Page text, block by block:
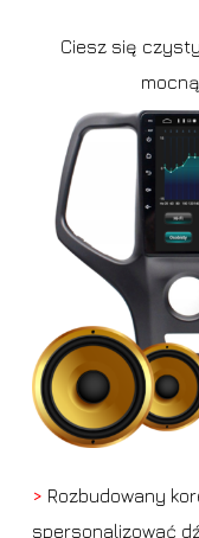
Ciesz się
> Rozbudowany
spersonalizować